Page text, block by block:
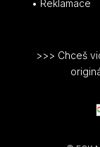
• Reklamace
>>> Chceš